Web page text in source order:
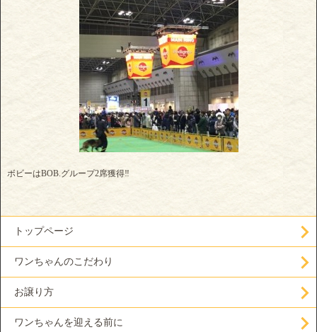
ボビーはBOB.グループ2席獲得‼️
トップページ
ワンちゃんのこだわり
お譲り方
ワンちゃんを迎える前に